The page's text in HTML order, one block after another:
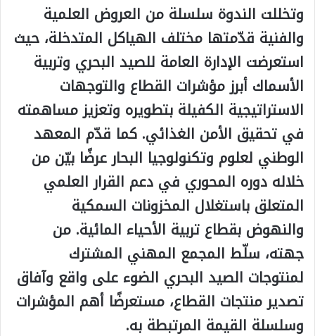
وتخللت الندوة سلسلة من العروض العلمية
والفنية قدّمتها مختلف الهياكل المتدخلة، حيث
استعرضت الإدارة العامة للصيد البحري وتربية
الأسماك أبرز مؤشرات القطاع والتوجهات
الاستراتيجية الكفيلة بتطويره وتعزيز مساهمته
في تحقيق الأمن الغذائي. كما قدّم المعهد
الوطني لعلوم وتكنولوجيا البحار عرضًا بيّن من
خلاله دوره المحوري في دعم القرار العلمي
المتعلق باستغلال المخزونات السمكية
والنهوض بقطاع تربية الأحياء المائية. من
جهته، سلّط المجمع المهني المشترك
لمنتوجات الصيد البحري الضوء على واقع وآفاق
تصدير منتجات القطاع، مستعرضًا أهم المؤشرات
وسلسلة القيمة المرتبطة به.